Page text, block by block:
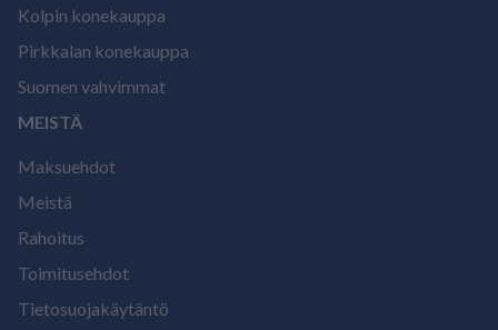
Kolpin konekauppa
Pirkkalan konekauppa
Suomen vahvimmat
MEISTÄ
Maksuehdot
Meistä
Rahoitus
Toimitusehdot
Tietosuojakäytäntö